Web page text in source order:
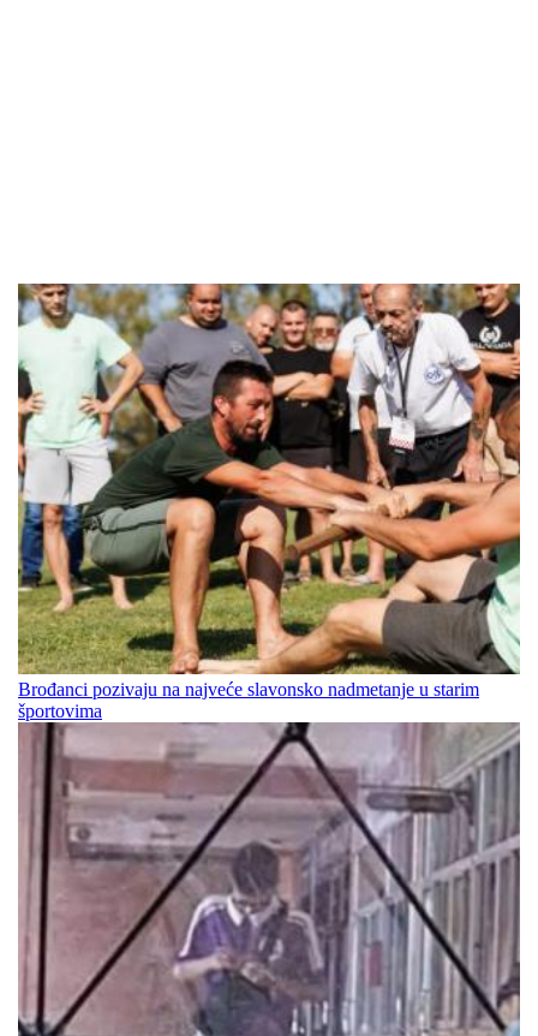
Brođanci pozivaju na najveće slavonsko nadmetanje u starim
športovima